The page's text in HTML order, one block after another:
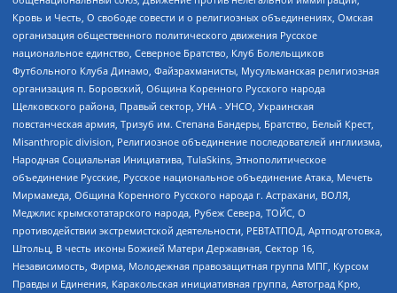
Кровь и Честь, О свободе совести и о религиозных объединениях, Омская
организация общественного политического движения Русское
национальное единство, Северное Братство, Клуб Болельщиков
Футбольного Клуба Динамо, Файзрахманисты, Мусульманская религиозная
организация п. Боровский, Община Коренного Русского народа
Щелковского района, Правый сектор, УНА - УНСО, Украинская
повстанческая армия, Тризуб им. Степана Бандеры, Братство, Белый Крест,
Misanthropic division, Религиозное объединение последователей инглиизма,
Народная Социальная Инициатива, TulaSkins, Этнополитическое
объединение Русские, Русское национальное объединение Атака, Мечеть
Мирмамеда, Община Коренного Русского народа г. Астрахани, ВОЛЯ,
Меджлис крымскотатарского народа, Рубеж Севера, ТОЙС, О
противодействии экстремистской деятельности, РЕВТАТПОД, Артподготовка,
Штольц, В честь иконы Божией Матери Державная, Сектор 16,
Независимость, Фирма, Молодежная правозащитная группа МПГ, Курсом
Правды и Единения, Каракольская инициативная группа, Автоград Крю,